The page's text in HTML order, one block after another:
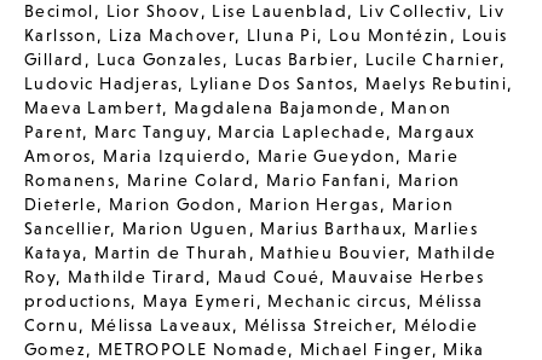
Becimol, Lior Shoov, Lise Lauenblad, Liv Collectiv, Liv
Karlsson, Liza Machover, Lluna Pi, Lou Montézin , Louis
Gillard , Luca Gonzales, Lucas Barbier, Lucile Charnier,
Ludovic Hadjeras, Lyliane Dos Santos, Maelys Rebutini,
Maeva Lambert, Magdalena Bajamonde, Manon
Parent, Marc Tanguy, Marcia Laplechade, Margaux
Amoros, Maria Izquierdo, Marie Gueydon, Marie
Romanens, Marine Colard, Mario Fanfani, Marion
Dieterle, Marion Godon , Marion Hergas, Marion
Sancellier, Marion Uguen , Marius Barthaux, Marlies
Kataya, Martin de Thurah , Mathieu Bouvier, Mathilde
Roy, Mathilde Tirard, Maud Coué, Mauvaise Herbes
productions, Maya Eymeri, Mechanic circus, Mélissa
Cornu, Mélissa Laveaux, Mélissa Streicher, Mélodie
Gomez, METROPOLE Nomade, Michael Finger, Mika